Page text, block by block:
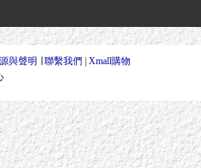
與聲明 ∣聯繫我們 |Xmall購物